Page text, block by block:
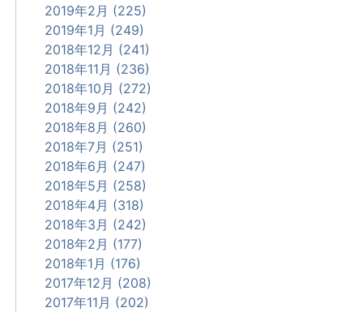
2019年2月 (225)
2019年1月 (249)
2018年12月 (241)
2018年11月 (236)
2018年10月 (272)
2018年9月 (242)
2018年8月 (260)
2018年7月 (251)
2018年6月 (247)
2018年5月 (258)
2018年4月 (318)
2018年3月 (242)
2018年2月 (177)
2018年1月 (176)
2017年12月 (208)
2017年11月 (202)